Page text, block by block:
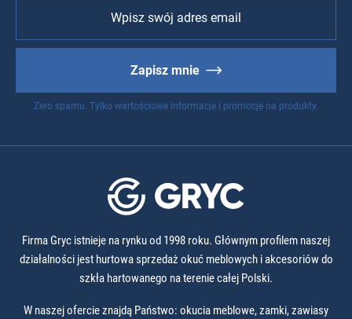
Zapisz mnie
Zero spamu. Tylko wartościowe informacje i promocje na produkty.
Firma Gryc istnieje na rynku od 1998 roku. Głównym profilem naszej
działalności jest hurtowa sprzedaż okuć meblowych i akcesoriów do
szkła hartowanego na terenie całej Polski.
W naszej ofercie znajdą Państwo: okucia meblowe, zamki, zawiasy